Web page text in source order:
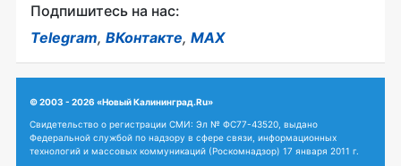
Подпишитесь на нас:
Telegram, ВКонтакте, MAX
© 2003 - 2026 «Новый Калининград.Ru»
Свидетельство о регистрации СМИ: Эл № ФС77-43520, выдано
Федеральной службой по надзору в сфере связи, информационных
технологий и массовых коммуникаций (Роскомнадзор) 17 января 2011 г.